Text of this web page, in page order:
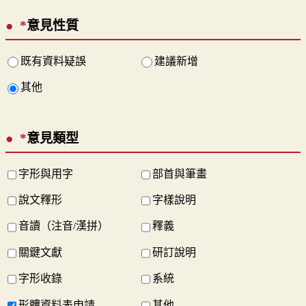
*意見性質
既有資料疑誤 建議新增
其他
*意見類型
字形與用字 部首與筆畫
說文釋形 字樣說明
音讀（注音/漢拼） 釋義
關鍵文獻 研訂說明
字形收錄 系統